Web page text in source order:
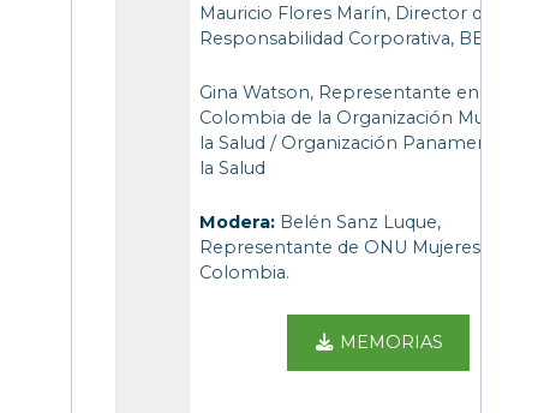
Mauricio Flores Marín, Director de
Responsabilidad Corporativa, BBVA.
Gina Watson, Representante en
Colombia de la Organización Mundial
la Salud / Organización Panamericana
la Salud
Modera: Belén Sanz Luque,
Representante de ONU Mujeres en
Colombia.
MEMORIAS